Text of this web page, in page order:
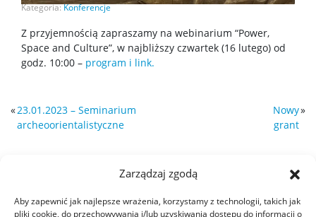
Zarządzaj zgodą
Aby zapewnić jak najlepsze wrażenia, korzystamy z technologii, takich jak
pliki cookie, do przechowywania i/lub uzyskiwania dostępu do informacji o
Kategoria:Konferencje
Z przyjemnością zapraszamy na webinarium “Power,
Space and Culture”, w najbliższy czwartek (16 lutego) od
godz. 10:00 – program i link.
«23.01.2023 – Seminarium
archeoorientalistyczne
Nowy
grant
»